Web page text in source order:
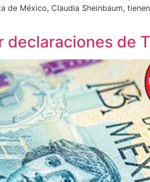
de México, Claudia Sheinbaum,
declaraciones de